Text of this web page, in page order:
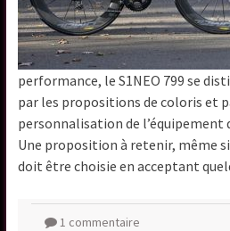
performance, le S1NEO 799 se
par les propositions de coloris et
personnalisation de l’équipement
Une proposition à retenir, même
doit être choisie en acceptant
1 commentaire